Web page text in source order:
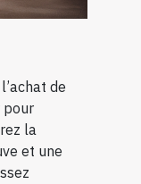
de
pour
la
et une